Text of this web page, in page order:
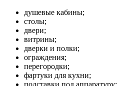
душевые кабины;
столы;
двери;
витрины;
дверки и полки;
ограждения;
перегородки;
фартуки для кухни;
подставки под аппаратуру;